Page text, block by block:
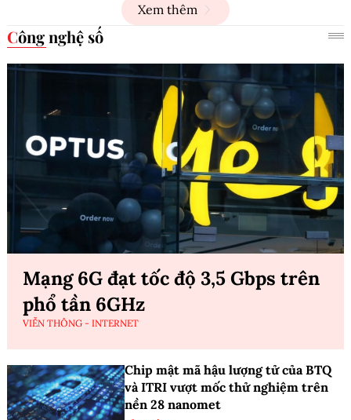
Xem thêm
Công nghệ số
Mạng 6G đạt tốc độ 3,5 Gbps trên
phổ tần 6GHz
VIỄN THÔNG - INTERNET
Chip mật mã hậu lượng tử của BTQ
và ITRI vượt mốc thử nghiệm trên
nền 28 nanomet